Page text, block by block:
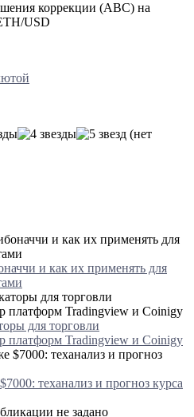
коррекции (АВС) на
USD
(нет
и как их применять для
для торговли
платформ Tradingview и Coinigy
теханализ и прогноз курса